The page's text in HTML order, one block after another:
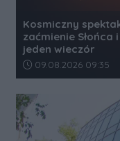
Kosmiczny
zaćmienie Słońca
jeden wieczór
Data dodania
09.08.2026 09:35